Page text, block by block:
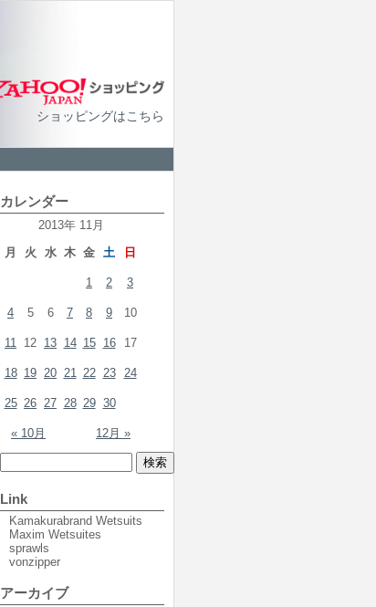
ショッピングはこちら
カレンダー
2013年 11月
月
火 水 木 金 土 日
« 10月 12月 »
1 2 3
4 5 6 7 8 9 10
11 12 13 14 15 16 17
18 19 20 21 22 23 24
25 26 27 28 29 30
Link
Kamakurabrand Wetsuits
Maxim Wetsuites
sprawls
vonzipper
アーカイブ